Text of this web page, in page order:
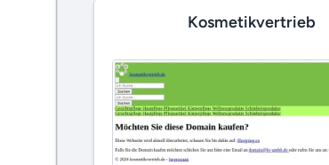
Kosmetikvertrieb